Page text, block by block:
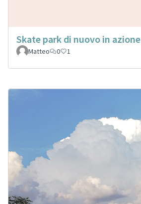
Skate park di nuovo in azione
Matteo 0 1